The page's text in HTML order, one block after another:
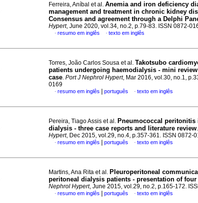
Ferreira, Aníbal et al. Anemia and iron deficiency
management and treatment in chronic kidney
Consensus and agreement through a Delphi
Hypert, June 2020, vol.34, no.2, p.79-83. ISSN 0872-
· resumo em inglês · texto em inglês
Torres, João Carlos Sousa et al. Takotsubo
patients undergoing haemodialysis - mini
case. Port J Nephrol Hypert, Mar 2016, vol.30, no.1,
0169
· resumo em inglês português · texto em inglês
Pereira, Tiago Assis et al. Pneumococcal peritonitis
dialysis - three case reports and literature review.
Hypert, Dec 2015, vol.29, no.4, p.357-361. ISSN 0872-
· resumo em inglês português · texto em inglês
Martins, Ana Rita et al. Pleuroperitoneal
peritoneal dialysis patients - presentation of four
Nephrol Hypert, June 2015, vol.29, no.2, p.165-172.
· resumo em inglês português · texto em inglês